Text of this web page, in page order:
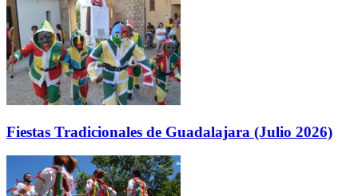
Fiestas Tradicionales de Guadalajara (Julio 2026)